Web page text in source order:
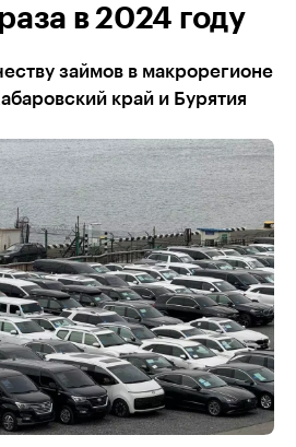
в 2024 году
займов в макрорегионе
край и Бурятия